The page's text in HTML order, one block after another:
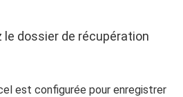
le dossier de récupération
est configurée pour enregistrer